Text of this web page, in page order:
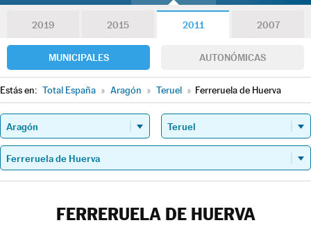
2019 2015 2011 2007
MUNICIPALES AUTONÓMICAS
Estás en: Total España » Aragón » Teruel » Ferreruela de Huerva
FERRERUELA DE HUERVA